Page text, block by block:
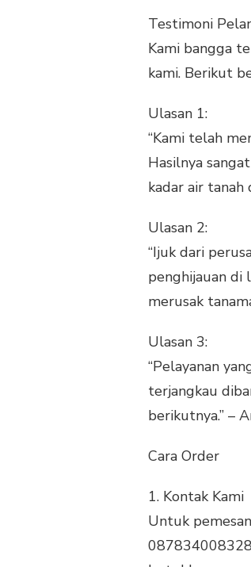
Testimoni
Kami bangga
kami. Berikut
Ulasan 1:
“Kami telah
Hasilnya
kadar air tanah
Ulasan 2:
“Ijuk dari
penghijauan di
merusak
Ulasan 3:
“Pelayanan
terjangkau
berikutnya.” –
Cara Order
1. Kontak Kami
Untuk